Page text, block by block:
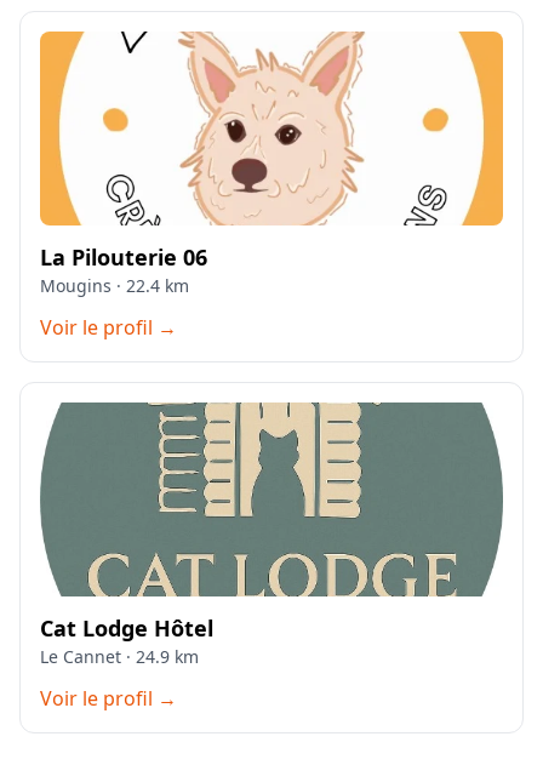
La Pilouterie 06
Mougins · 22.4 km
Voir le profil →
Cat Lodge Hôtel
Le Cannet · 24.9 km
Voir le profil →